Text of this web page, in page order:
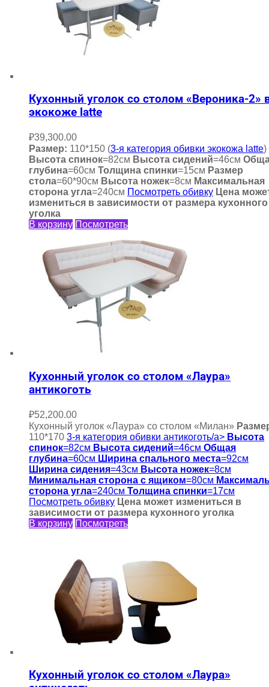
Кухонный уголок со столом «Вероника-2»
экокоже latte
₽39,300.00
Размер: 110*150 (3-я категория обивки экокожа latte)
Высота спинок=82см Высота сидений=46см
глубина=60см Толщина спинки=15см Размер
стола=60*90см Высота ножек=8см Максимальная
сторона угла=240см Посмотреть обивку Цена
измениться в зависимости от размера кухонного
уголка
В корзину Посмотреть
Кухонный уголок со столом «Лаура»
антикоготь
₽52,200.00
Кухонный уголок «Лаура» со столом «Милан»
110*170 3-я категория обивки антикоготь/a> Высота
спинок=82см Высота сидений=46см Общая
глубина=60см Ширина спального места=92см
Ширина сидения=43см Высота ножек=8см
Минимальная сторона с ящиком=80см
сторона угла=240см Толщина спинки=17см
Посмотреть обивку Цена может измениться в
зависимости от размера кухонного уголка
В корзину Посмотреть
Кухонный уголок со столом «Лаура»